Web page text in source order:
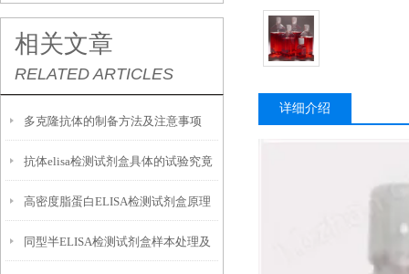
相关文章
RELATED ARTICLES
多克隆抗体的制备方法及注意事项
抗体elisa检测试剂盒具体的试验究竟
是如何好的呢？
高密度脂蛋白ELISA检测试剂盒原理
及几个方面
同型半ELISA检测试剂盒样本处理及
详细介绍